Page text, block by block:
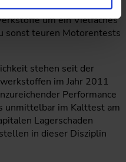
lassen sich zur
um ein Vielfaches
sonst teuren Motorentests
stehen seit der
im Jahr 2011
Performance
unmittelbar im Kalttest am
Lagerschaden
in dieser Disziplin